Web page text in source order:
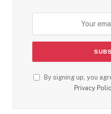
By signing up, you
Privacy